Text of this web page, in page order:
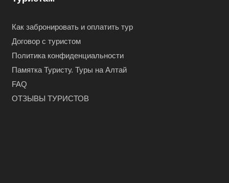
Как забронировать и оплатить тур
Договор с туристом
Политика конфиденциальности
Памятка Туристу. Туры на Алтай
FAQ
ОТЗЫВЫ ТУРИСТОВ